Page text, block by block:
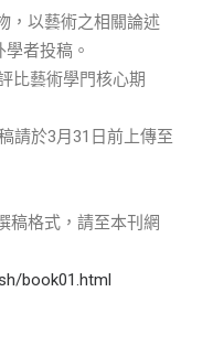
，以藝術之相關論述
者投稿。
比藝術學門核心期
請於3月31日前上傳至
稿格式，請至本刊網
book01.html